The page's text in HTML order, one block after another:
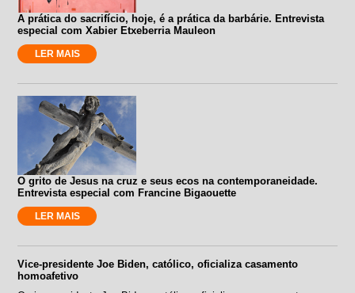
A prática do sacrifício, hoje, é a prática da barbárie. Entrevista
especial com Xabier Etxeberria Mauleon
LER MAIS
O grito de Jesus na cruz e seus ecos na contemporaneidade.
Entrevista especial com Francine Bigaouette
LER MAIS
Vice-presidente Joe Biden, católico, oficializa casamento
homoafetivo